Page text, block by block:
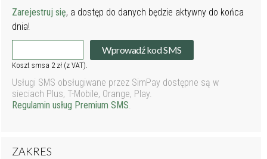
Zarejestruj się, a dostęp do danych będzie aktywny do końca
dnia!
Wprowadź kod SMS
Koszt smsa 2 zł (z VAT).
Usługi SMS obsługiwane przez SimPay dostępne są w
sieciach Plus, T-Mobile, Orange, Play.
Regulamin usług Premium SMS.
ZAKRES